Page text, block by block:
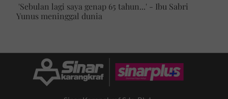
'Sebulan lagi saya genap 65 tahun...' - Ibu Sabri
Yunus meninggal dunia